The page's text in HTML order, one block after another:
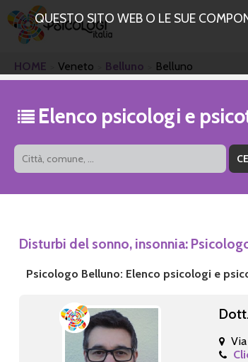
QUESTO SITO WEB O LE SUE
HOME Veneto Belluno Belluno
Elenco psicologi e
Disturbi del sonno, insonnia:
Psicologo Belluno: Elenco psicologi e